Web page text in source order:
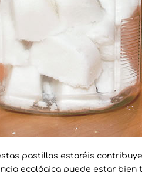
pastillas estaréis
ecológica puede estar bien